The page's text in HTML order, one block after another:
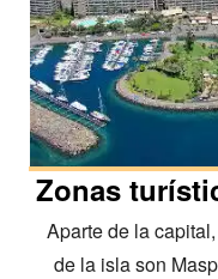
Zonas
Aparte de la
de la isla son